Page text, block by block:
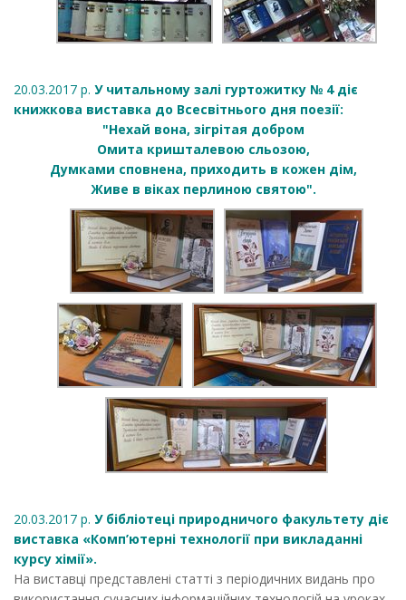
20.03.2017 р. У читальному залі гуртожитку № 4 діє
книжкова виставка до Всесвітнього дня поезії:
"Нехай вона, зігрітая добром
Омита кришталевою сльозою,
Думками сповнена, приходить в кожен дім,
Живе в віках перлиною святою".
20.03.2017 р. У бібліотеці природничого факультету діє
виставка «Комп’ютерні технології при викладанні
курсу хімії».
На виставці представлені статті з періодичних видань про